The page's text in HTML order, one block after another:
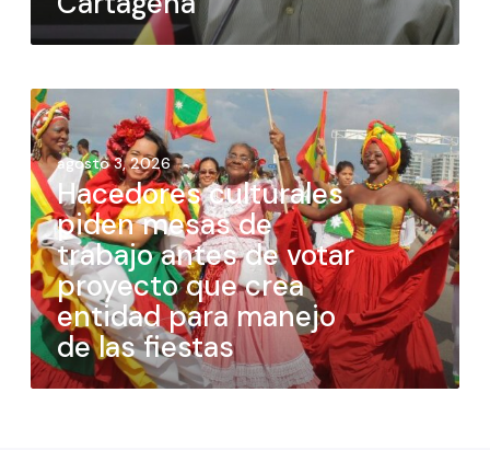
agosto 3, 2026
Hacedores culturales
piden mesas de
trabajo antes de votar
proyecto que crea
entidad para manejo
de las fiestas